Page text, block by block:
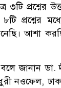
প্রশ্নের
প্রশ্নের
আশা
জানান ডা.
নওফেল,